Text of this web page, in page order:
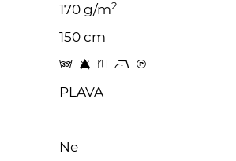
170 g/m2
150 cm
s 8 y o C
PLAVA
Ne